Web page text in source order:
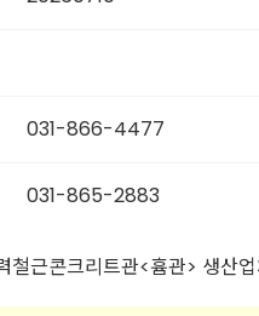
031-866-4477
031-865-2883
근콘크리트관<흄관> 생산